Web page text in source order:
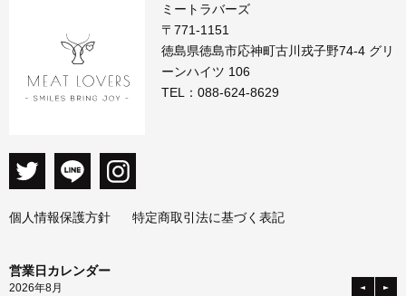
ミートラバーズ
〒771-1151
徳島県徳島市応神町古川戎子野74-4 グリ
ーンハイツ 106
TEL： 088-624-8629
個人情報保護方針 特定商取引法に基づく表記
営業日カレンダー
2026年8月